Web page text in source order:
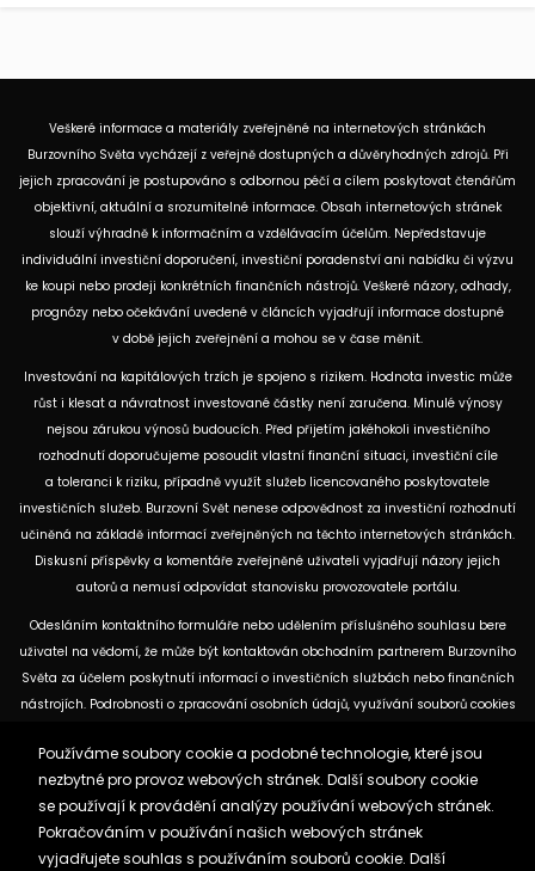
Veškeré informace a materiály zveřejněné na internetových stránkách
Burzovního Světa vycházejí z veřejně dostupných a důvěryhodných zdrojů. Při
jejich zpracování je postupováno s odbornou péčí a cílem poskytovat čtenářům
objektivní, aktuální a srozumitelné informace. Obsah internetových stránek
slouží výhradně k informačním a vzdělávacím účelům. Nepředstavuje
individuální investiční doporučení, investiční poradenství ani nabídku či výzvu
ke koupi nebo prodeji konkrétních finančních nástrojů. Veškeré názory, odhady,
prognózy nebo očekávání uvedené v článcích vyjadřují informace dostupné
v době jejich zveřejnění a mohou se v čase měnit.
Investování na kapitálových trzích je spojeno s rizikem. Hodnota investic může
růst i klesat a návratnost investované částky není zaručena. Minulé výnosy
nejsou zárukou výnosů budoucích. Před přijetím jakéhokoli investičního
rozhodnutí doporučujeme posoudit vlastní finanční situaci, investiční cíle
a toleranci k riziku, případně využít služeb licencovaného poskytovatele
investičních služeb. Burzovní Svět nenese odpovědnost za investiční rozhodnutí
učiněná na základě informací zveřejněných na těchto internetových stránkách.
Diskusní příspěvky a komentáře zveřejněné uživateli vyjadřují názory jejich
autorů a nemusí odpovídat stanovisku provozovatele portálu.
Odesláním kontaktního formuláře nebo udělením příslušného souhlasu bere
uživatel na vědomí, že může být kontaktován obchodním partnerem Burzovního
Světa za účelem poskytnutí informací o investičních službách nebo finančních
nástrojích. Podrobnosti o zpracování osobních údajů, využívání souborů cookies
dostupných na těchto internetových stránkách. U jednotlivých článků mohou
být uvedeny informace o použitých zdrojích, datu původní analýzy nebo datu,
ke kterému se vztahují uvedené tržní údaje.
Používáme soubory cookie a podobné technologie, které jsou
nezbytné pro provoz webových stránek. Další soubory cookie
se používají k provádění analýzy používání webových stránek.
Pokračováním v používání našich webových stránek
vyjadřujete souhlas s používáním souborů cookie. Další